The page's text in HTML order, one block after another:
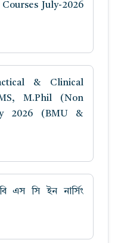
July-2026
& Clinical
M.Phil (Non
2026 (BMU &
এস সি ইন নার্সিং